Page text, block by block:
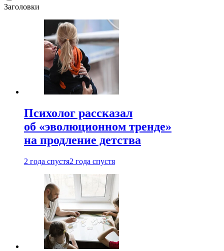
Заголовки
Психолог рассказал
об «эволюционном тренде»
на продление детства
2 года спустя2 года спустя